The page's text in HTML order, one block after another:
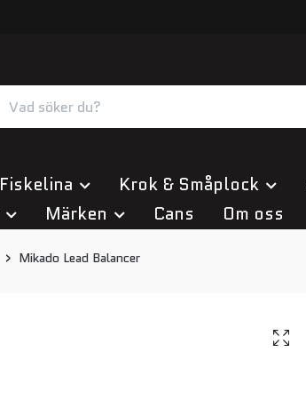
Fiskelina Krok & Småplock
Märken Cans Om oss
Mikado Lead Balancer